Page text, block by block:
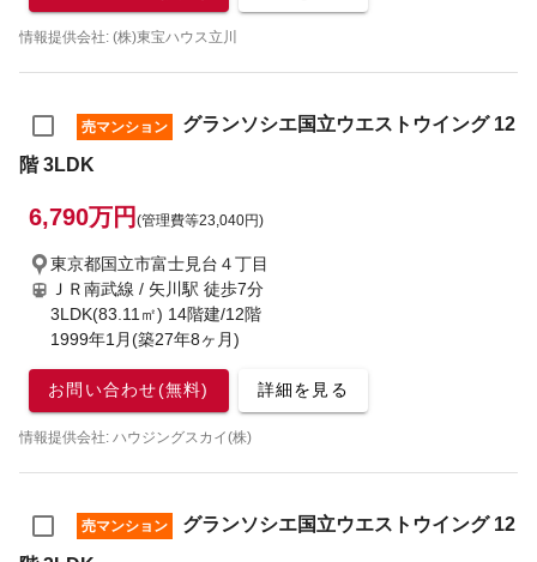
情報提供会社: (株)東宝ハウス立川
売マンション
グランソシエ国立ウエストウイング 12
階 3LDK
6,790万円 (管理費等23,040円)
東京都国立市富士見台４丁目
ＪＲ南武線 / 矢川駅 徒歩7分
3LDK(83.11㎡) 14階建/12階
1999年1月(築27年8ヶ月)
お問い合わせ(無料) 詳細を見る
情報提供会社: ハウジングスカイ(株)
売マンション
グランソシエ国立ウエストウイング 12